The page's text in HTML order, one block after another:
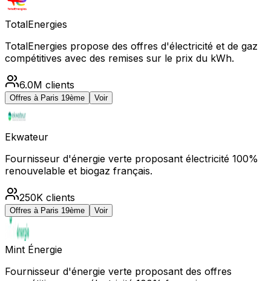
TotalEnergies
TotalEnergies propose des offres d'électricité et de gaz
compétitives avec des remises sur le prix du kWh.
6.0M clients
Offres à Paris 19ème Voir
Ekwateur
Fournisseur d'énergie verte proposant électricité 100%
renouvelable et biogaz français.
250K clients
Offres à Paris 19ème Voir
Mint Énergie
Fournisseur d'énergie verte proposant des offres